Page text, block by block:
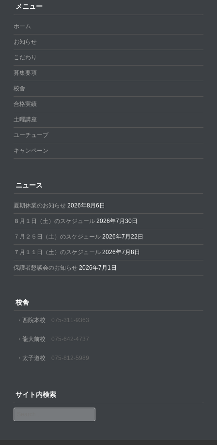
メニュー
ホーム
お知らせ
こだわり
募集要項
校舎
合格実績
土曜講座
ユーチューブ
キャンペーン
ニュース
夏期休業のお知らせ 2026年8月6日
８月１日（土）のスケジュール 2026年7月30日
７月２５日（土）のスケジュール 2026年7月22日
７月１１日（土）のスケジュール 2026年7月8日
保護者懇談会のお知らせ 2026年7月1日
校舎
・西院本校 075-311-9363
・龍大前校 075-642-4737
・太子道校 075-812-5989
サイト内検索